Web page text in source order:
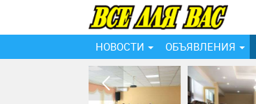
НОВОСТИ ОБЪЯВЛЕНИЯ